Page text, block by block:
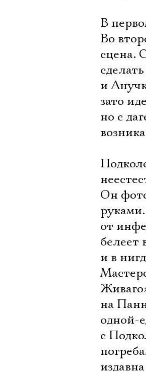
В
Во
сцена.
и
зато
но с
Он
от
белеет
и в
на
одной-
с